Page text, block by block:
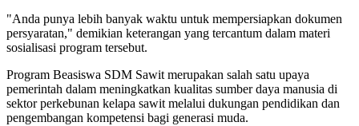
"Anda punya lebih banyak waktu untuk mempersiapkan dokumen
persyaratan," demikian keterangan yang tercantum dalam materi
sosialisasi program tersebut.
Program Beasiswa SDM Sawit merupakan salah satu upaya
pemerintah dalam meningkatkan kualitas sumber daya manusia di
sektor perkebunan kelapa sawit melalui dukungan pendidikan dan
pengembangan kompetensi bagi generasi muda.